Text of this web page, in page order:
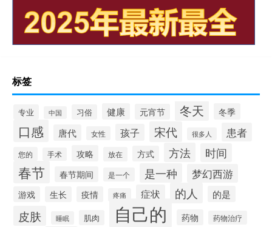
标签
专业 中国 习俗 健康 元宵节 冬天 冬季
口感 唐代 女性 孩子 宋代 很多人 患者
您的 手术 攻略 放在 方式 方法 时间
春节 春节期间 是一个 是一种 梦幻西游
游戏 生长 疫情 疼痛 症状 的人 的是
皮肤 睡眠 肌肉 自己的 药物 药物治疗